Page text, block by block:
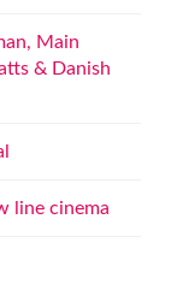
Main
& Danish
line cinema